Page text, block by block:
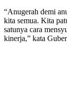
“Anugerah demi
kita semua. Kita
satunya cara
kinerja,” kata